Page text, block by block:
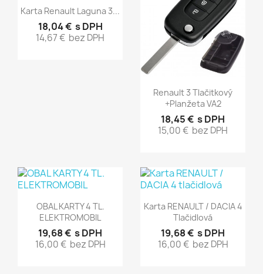
Rýchly náhľad
Karta Renault Laguna 3...
18,04 € s DPH
14,67 € bez DPH
Rýchly náhľad
Renault 3 Tlačitkový
+planžeta VA2
18,45 € s DPH
15,00 € bez DPH
Rýchly náhľad
OBAL KARTY 4 TL.
ELEKTROMOBIL
19,68 € s DPH
16,00 € bez DPH
Rýchly náhľad
Karta RENAULT / DACIA 4
Tlačidlová
19,68 € s DPH
16,00 € bez DPH